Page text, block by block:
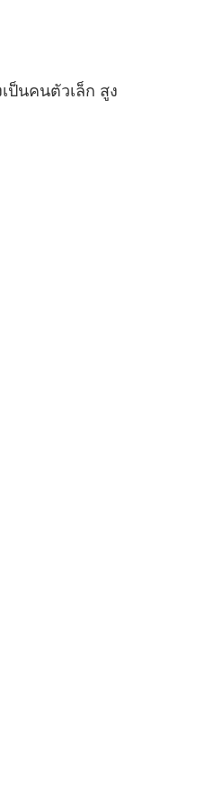
ป็นคนตัวเล็ก สูง